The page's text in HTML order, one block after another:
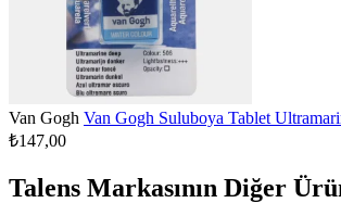
Van Gogh Van Gogh Suluboya Tablet
₺147,00
Talens Markasının Diğer